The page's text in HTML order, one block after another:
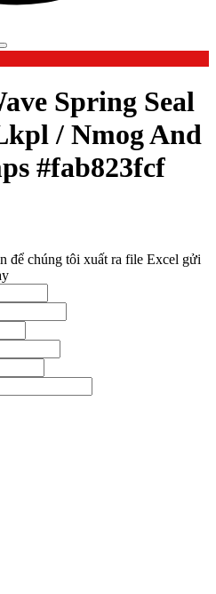
Spring Seal
/ Nmog And
#fab823fcf
để chúng tôi xuất ra file Excel gửi